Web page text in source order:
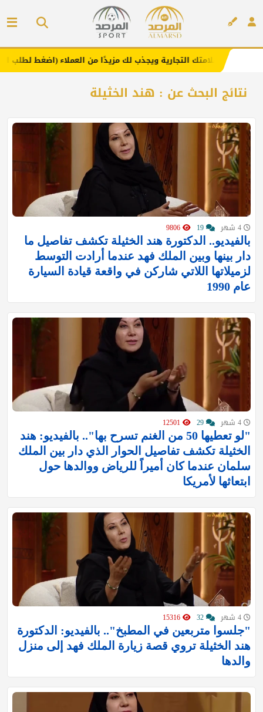
.. يعزز علامتك التجارية ويجذب لك مزيدًا من العملاء (اضغط لطلب
نتائج البحث عن : هند الخثيلة
بالفيديو.. الدكتورة هند الخثيلة تكشف تفاصيل ما
دار بينها وبين الملك فهد عندما أرادت التوسط
لزميلاتها اللاتي شاركن في واقعة قيادة السيارة
عام 1990
‏"لو تعطيها 50 من الغنم تسرح بها".. بالفيديو: هند
الخثيلة تكشف تفاصيل الحوار الذي دار بين الملك
سلمان عندما كان أميراً للرياض ووالدها حول
ابتعاثها لأمريكا
"جلسوا متربعين في المطبخ".. بالفيديو: الدكتورة
هند الخثيلة تروي قصة زيارة الملك فهد إلى منزل
والدها